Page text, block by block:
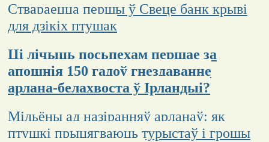
Ствараецца першы ў Свеце банк крыві
для дзікіх птушак
Ці лічыць посьпехам першае за
апошнія 150 гадоў гнездаванне
арлана-белахвоста ў Ірландыі?
Мільёны ад назіранняў арланаў: як
птушкі прыцягваюць турыстаў і грошы